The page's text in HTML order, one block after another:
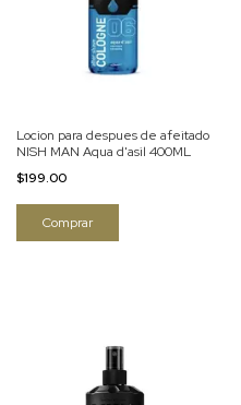
Locion para despues de afeitado
NISH MAN Aqua d'asil 400ML
$199.00